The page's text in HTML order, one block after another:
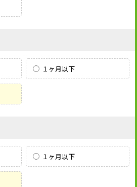
１ヶ月以下
１ヶ月以下